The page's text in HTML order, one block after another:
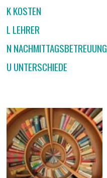
K KOSTEN
L LEHRER
N NACHMITTAGSBETREUUNG
U UNTERSCHIEDE